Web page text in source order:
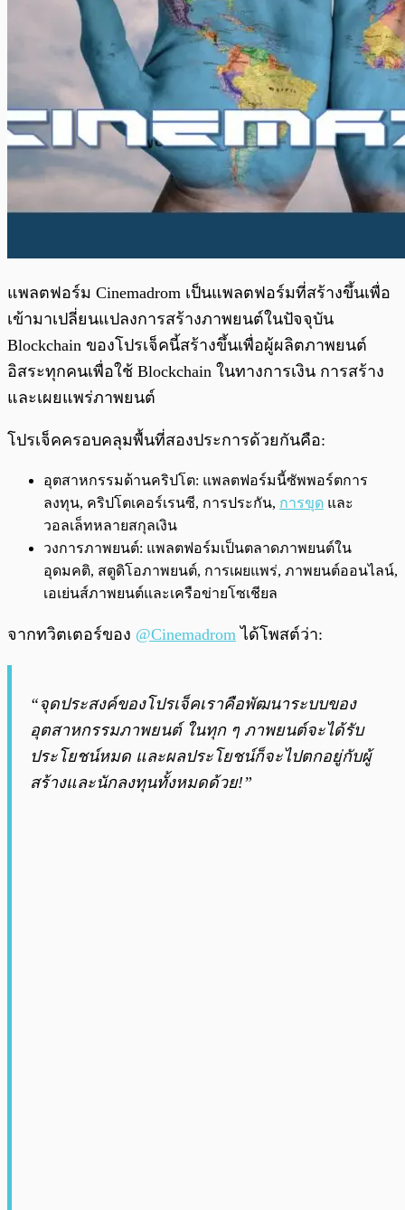
แพลตฟอร์ม Cinemadrom เป็นแพลตฟอร์มที่สร้างขึ้นเพื่อ
เข้ามาเปลี่ยนแปลงการสร้างภาพยนต์ในปัจจุบัน
Blockchain ของโปรเจ็คนี้สร้างขึ้นเพื่อผู้ผลิตภาพยนต์
อิสระทุกคนเพื่อใช้ Blockchain ในทางการเงิน การสร้าง
และเผยแพร่ภาพยนต์
โปรเจ็คครอบคลุมพื้นที่สองประการด้วยกันคือ:
อุตสาหกรรมด้านคริปโต: แพลตฟอร์มนี้ซัพพอร์ตการ
ลงทุน, คริปโตเคอร์เรนซี, การประกัน, การขุด และ
วอลเล็ทหลายสกุลเงิน
วงการภาพยนต์: แพลตฟอร์มเป็นตลาดภาพยนต์ใน
อุดมคติ, สตูดิโอภาพยนต์, การเผยแพร่, ภาพยนต์ออนไลน์,
เอเย่นส์ภาพยนต์และเครือข่ายโซเชียล
จากทวิตเตอร์ของ @Cinemadrom ได้โพสต์ว่า:
“จุดประสงค์ของโปรเจ็คเราคือพัฒนาระบบของ
อุตสาหกรรมภาพยนต์ ในทุก ๆ ภาพยนต์จะได้รับ
ประโยชน์หมด และผลประโยชน์ก็จะไปตกอยู่กับผู้
สร้างและนักลงทุนทั้งหมดด้วย!”